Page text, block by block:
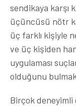
sendikaya karşı
üçüncüsü nötr
üç farklı kişiyle
ve üç kişiden
uygulaması
olduğunu
Birçok